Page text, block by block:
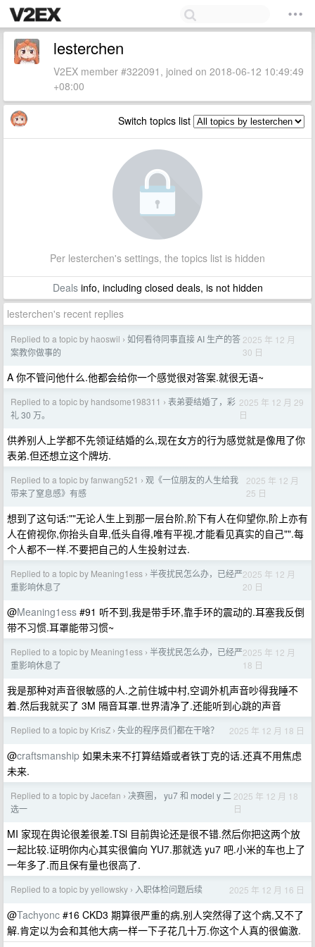
lesterchen
V2EX member #322091, joined on 2018-06-12 10:49:49
+08:00
Switch topics list
Per lesterchen's settings, the topics list is hidden
Dealsinfo, including closed deals, is not hidden
lesterchen's recent replies
Replied to a topic by haoswil › 如何看待同事直接 AI 生产的答
案教你做事的
2025 年 12 月
30 日
A 你不管问他什么.他都会给你一个感觉很对答案.就很无语~
Replied to a topic by handsome198311 › 表弟要结婚了，彩
礼 30 万。
2025 年 12 月 29
日
供养别人上学都不先领证结婚的么,现在女方的行为感觉就是像甩了你
表弟.但还想立这个牌坊.
Replied to a topic by fanwang521 › 观《一位朋友的人生给我
带来了窒息感》有感
2025 年 12 月
25 日
想到了这句话:""无论人生上到那一层台阶,阶下有人在仰望你,阶上亦有
人在俯视你,你抬头自卑,低头自得,唯有平视,才能看见真实的自己"".每
个人都不一样.不要把自己的人生投射过去.
Replied to a topic by Meaning1ess › 半夜扰民怎么办，已经严
重影响休息了
2025 年 12 月
20 日
@Meaning1ess #91 听不到,我是带手环,靠手环的震动的.耳塞我反倒
带不习惯.耳罩能带习惯~
Replied to a topic by Meaning1ess › 半夜扰民怎么办，已经严
重影响休息了
2025 年 12 月
18 日
我是那种对声音很敏感的人.之前住城中村,空调外机声音吵得我睡不
着.然后我就买了 3M 隔音耳罩.世界清净了.还能听到心跳的声音
Replied to a topic by KrisZ › 失业的程序员们都在干啥？ 2025 年 12 月 18 日
@craftsmanship 如果未来不打算结婚或者铁丁克的话.还真不用焦虑
未来.
Replied to a topic by Jacefan › 决赛圈， yu7 和 model y 二
选一
2025 年 12 月 18
日
MI 家现在舆论很差很差.TSl 目前舆论还是很不错.然后你把这两个放
一起比较.证明你内心其实很偏向 YU7.那就选 yu7 吧.小米的车也上了
一年多了.而且保有量也很高了.
Replied to a topic by yellowsky › 入职体检问题后续 2025 年 12 月 16 日
@Tachyonc #16 CKD3 期算很严重的病,别人突然得了这个病,又不了
解.肯定以为会和其他大病一样一下子花几十万.你这个人真的很偏激.